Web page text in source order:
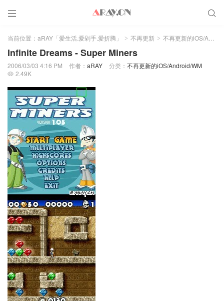
 
当前位置： aRAY「爱生活.爱剁手.爱折腾」 > 不再更新 > 不再更新的iOS/Android/WM
Infinite Dreams - Super Miners
2006/03/03 4:16 PM 作者： aRAY 分类： 不再更新的iOS/Android/WM
 2.49K